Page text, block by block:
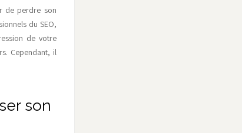
de perdre son
du SEO,
de votre
Cependant, il
son